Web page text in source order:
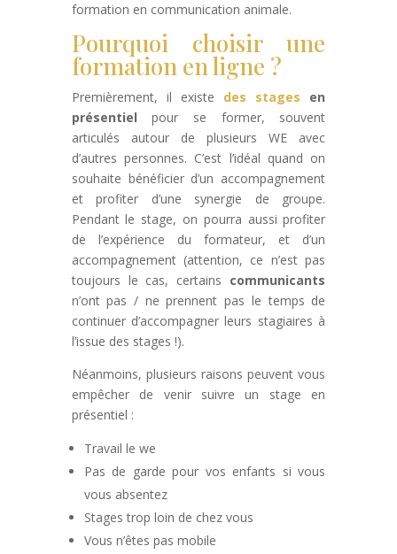
formation en communication animale.
Pourquoi choisir une
formation en ligne ?
Premièrement, il existe des stages en
présentiel pour se former, souvent
articulés autour de plusieurs WE avec
d’autres personnes. C’est l’idéal quand on
souhaite bénéficier d’un accompagnement
et profiter d’une synergie de groupe.
Pendant le stage, on pourra aussi profiter
de l’expérience du formateur, et d’un
accompagnement (attention, ce n’est pas
toujours le cas, certains communicants
n’ont pas / ne prennent pas le temps de
continuer d’accompagner leurs stagiaires à
l’issue des stages !).
Néanmoins, plusieurs raisons peuvent vous
empêcher de venir suivre un stage en
présentiel :
Travail le we
Pas de garde pour vos enfants si vous
vous absentez
Stages trop loin de chez vous
Vous n’êtes pas mobile